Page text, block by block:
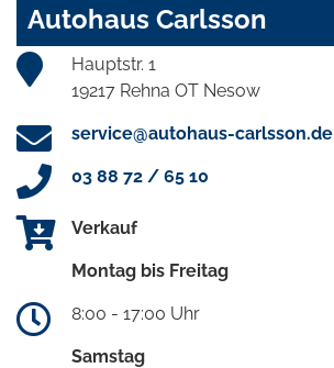
Autohaus Carlsson
Hauptstr. 1
19217 Rehna OT Nesow
service@autohaus-carlsson.de
03 88 72 / 65 10
Verkauf
Montag bis Freitag
8:00 - 17:00 Uhr
Samstag